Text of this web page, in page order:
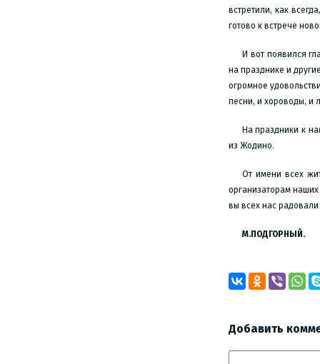
встретили, как
готово к встрече
И вот появился
на празднике и
огромное
песни, и хороводы, и
На праздники к
из Жодино.
От имени всех
организаторам
вы всех нас
М.ПОДГОРНЫЙ.
Добавить